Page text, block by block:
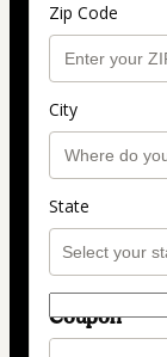
Zip Code
City
State
Coupon